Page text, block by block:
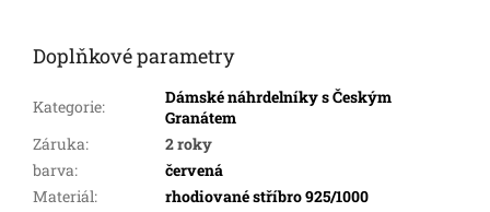
Doplňkové parametry
Kategorie:
Dámské náhrdelníky s Českým
Granátem
Záruka:
2 roky
barva:
červená
Materiál:
rhodiované stříbro 925/1000